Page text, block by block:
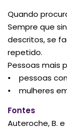
Quando
Sempre que
descritos, se
repetido.
Pessoas mais
• pessoas
• mulheres
Fontes
Auteroche, B.